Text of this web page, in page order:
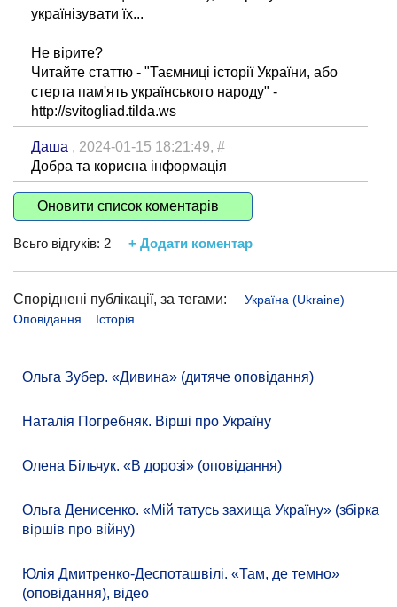
українізувати їх...
Не вірите?
Читайте статтю - "Таємниці історії України, або
стерта пам'ять українського народу" -
http://svitogliad.tilda.ws
Даша , 2024-01-15 18:21:49, #
Добра та корисна інформація
Оновити список коментарів
Всьго відгуків: 2 + Додати коментар
Споріднені публікації, за тегами:
Україна (Ukraine)
Оповідання
Історія
Ольга Зубер. «Дивина» (дитяче оповідання)
Наталія Погребняк. Вірші про Україну
Олена Більчук. «В дорозі» (оповідання)
Ольга Денисенко. «Мій татусь захища Україну» (збірка
віршів про війну)
Юлія Дмитренко-Деспоташвілі. «Там, де темно»
(оповідання), відео